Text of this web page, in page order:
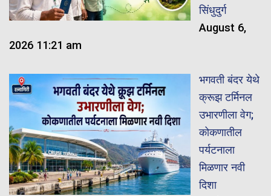
सिंधुदुर्ग
August 6,
2026 11:21 am
भगवती बंदर येथे
क्रूझ टर्मिनल
उभारणीला वेग;
कोकणातील
पर्यटनाला
मिळणार नवी
दिशा